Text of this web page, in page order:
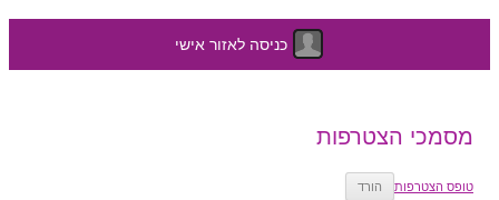
כניסה לאזור אישי
מסמכי הצטרפות
טופס הצטרפות הורד